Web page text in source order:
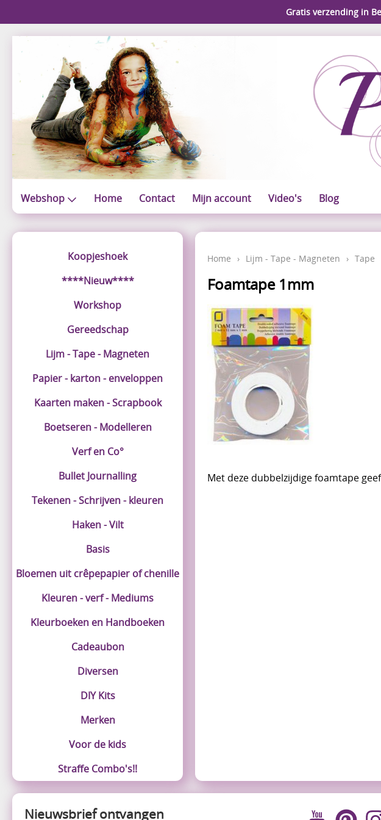
Gratis verzending in
Webshop Home Contact Mijn account Video's Blog
Koopjeshoek
****Nieuw****
Workshop
Gereedschap
Lijm - Tape - Magneten
Papier - karton - enveloppen
Kaarten maken - Scrapbook
Boetseren - Modelleren
Verf en Co°
Bullet Journalling
Tekenen - Schrijven - kleuren
Haken - Vilt
Basis
Bloemen uit crêpepapier of chenille
Kleuren - verf - Mediums
Kleurboeken en Handboeken
Cadeaubon
Diversen
DIY Kits
Merken
Voor de kids
Straffe Combo's!!
Home › Lijm - Tape - Magneten › Tape
Foamtape 1mm
Met deze dubbelzijdige foamtape
Nieuwsbrief ontvangen